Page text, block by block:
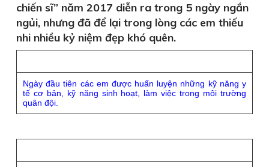
chiến sĩ” năm 2017 diễn ra trong 5 ngày ngắn
ngủi, nhưng đã để lại trong lòng các em thiếu
nhi nhiều kỷ niệm đẹp khó quên.
Ngày đầu tiên các em được huấn luyện những kỹ năng y
tế cơ bản, kỹ năng sinh hoạt, làm việc trong môi trường
quân đội.